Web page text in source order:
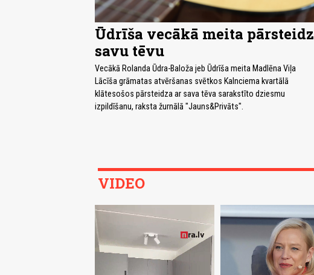
Ūdrīša vecākā meita pārsteidz
savu tēvu
Vecākā Rolanda Ūdra-Baloža jeb Ūdrīša meita Madlēna Viļa
Lācīša grāmatas atvēršanas svētkos Kalnciema kvartālā
klātesošos pārsteidza ar sava tēva sarakstīto dziesmu
izpildīšanu, raksta žurnālā "Jauns&Privāts".
VIDEO